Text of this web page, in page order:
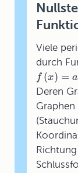
Viele
durch
f (x) = a
Deren